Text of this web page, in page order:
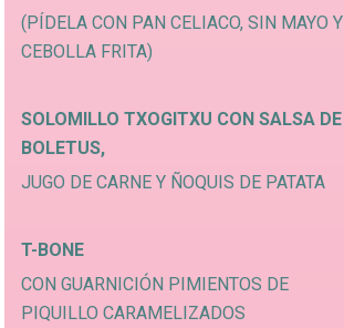
(PÍDELA CON PAN CELIACO, SIN MAYO Y
CEBOLLA FRITA)
SOLOMILLO TXOGITXU CON SALSA DE
BOLETUS,
JUGO DE CARNE Y ÑOQUIS DE PATATA
T-BONE
CON GUARNICIÓN PIMIENTOS DE
PIQUILLO CARAMELIZADOS